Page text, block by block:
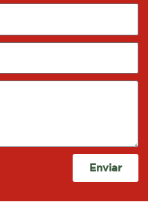
Enviar